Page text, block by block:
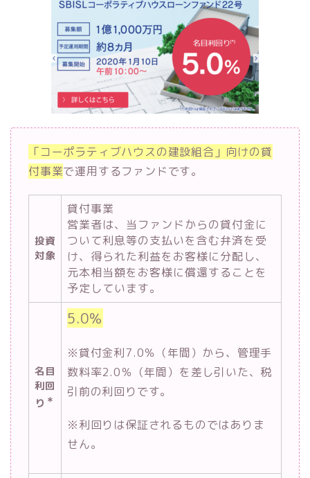
「コーポラティブハウスの建設組合」向けの貸
付事業で運用するファンドです。
投資
対象
貸付事業
営業者は、当ファンドからの貸付金に
ついて利息等の支払いを含む弁済を受
け、得られた利益をお客様に分配し、
元本相当額をお客様に償還することを
予定しています。
名目
利回
り ＊
5.0％
※貸付金利7.0％（年間）から、管理手
数料率2.0％（年間）を差し引いた、税
引前の利回りです。
※利回りは保証されるものではありま
せん。